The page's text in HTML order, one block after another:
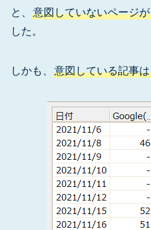
と、 意図していないページ
した。
しかも、 意図している記事